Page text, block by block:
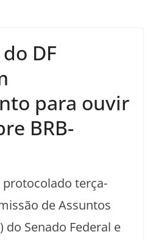
DF
para ouvir
BRB-
terça-
de Assuntos
do Senado Federal e